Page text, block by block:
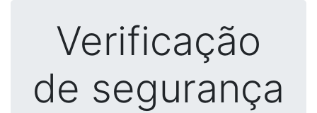
Verificação
de segurança